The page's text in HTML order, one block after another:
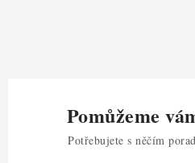
Pomůžeme
Potřebujete s něčím